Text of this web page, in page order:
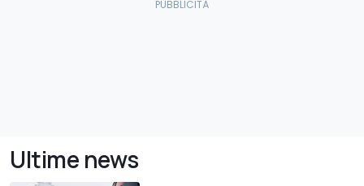
Ultime news